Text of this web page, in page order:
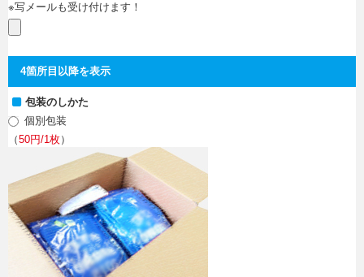
※写メールも受け付けます！
4箇所目以降を表示
包装のしかた
個別包装
（50円/1枚）